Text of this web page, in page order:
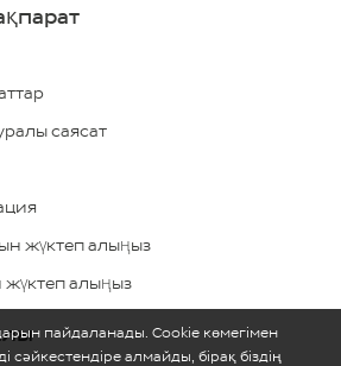
саясат
жүктеп алыңыз
алыңыз
пайдаланады. Cookie көмегімен
сәйкестендіре алмайды, бірақ біздің